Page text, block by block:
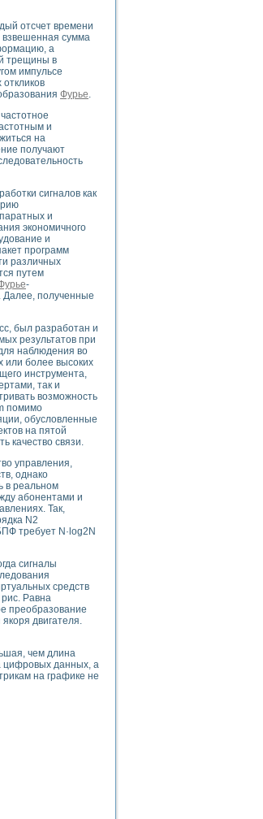
на электроподвижном составе
полупроводниковых приборов
методов расширения его полосы
и программных средств
отсчет времени
сумма
а
трещины в
импульсе
Фурье
и
на
получают
сигналов как
и
экономичного
и
программ
различных
путем
-
Далее, полученные
был разработан и
результатов при
наблюдения во
или более высоких
инструмента,
так и
возможность
помимо
обусловленные
на пятой
качество связи.
управления,
однако
в реальном
абонентами и
Так,
N2
требует N·log2N
сигналы
средств
Равна
преобразование
двигателя.
чем длина
цифровых данных, а
на графике не